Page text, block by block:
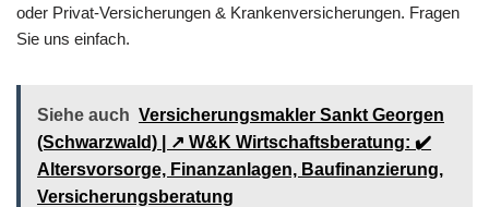
oder Privat-Versicherungen & Krankenversicherungen. Fragen
Sie uns einfach.
Siehe auch Versicherungsmakler Sankt Georgen
(Schwarzwald) | ↗️ W&K Wirtschaftsberatung: ✔️
Altersvorsorge, Finanzanlagen, Baufinanzierung,
Versicherungsberatung